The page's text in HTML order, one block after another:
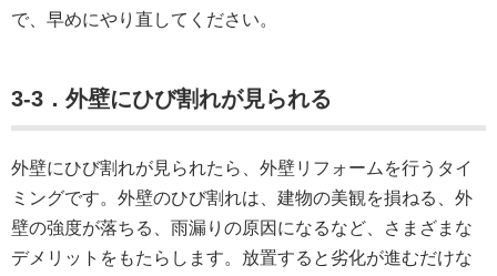
で、早めにやり直してください。
3-3．外壁にひび割れが見られる
外壁にひび割れが見られたら、外壁リフォームを行うタイ
ミングです。外壁のひび割れは、建物の美観を損ねる、外
壁の強度が落ちる、雨漏りの原因になるなど、さまざまな
デメリットをもたらします。放置すると劣化が進むだけな